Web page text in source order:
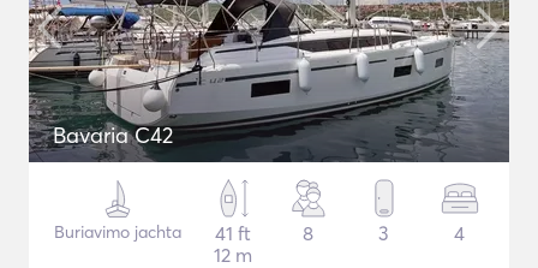
Bavaria C42
Buriavimo jachta
41 ft
12 m
8 3 4